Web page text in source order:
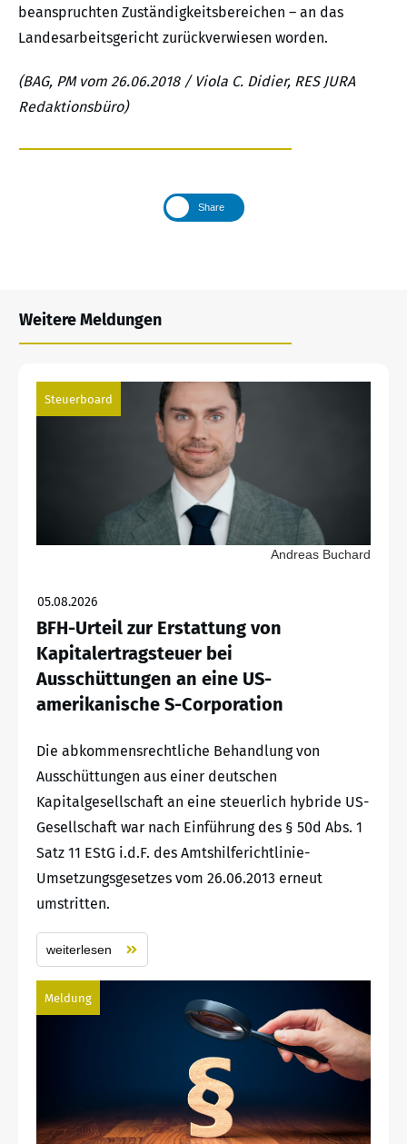
beanspruchten Zuständigkeitsbereichen – an das
Landesarbeitsgericht zurückverwiesen worden.
(BAG, PM vom 26.06.2018 / Viola C. Didier, RES JURA
Redaktionsbüro)
Share
Weitere Meldungen
Steuerboard
Andreas Buchard
05.08.2026
BFH-Urteil zur Erstattung von
Kapitalertragsteuer bei
Ausschüttungen an eine US-
amerikanische S-Corporation
Die abkommensrechtliche Behandlung von
Ausschüttungen aus einer deutschen
Kapitalgesellschaft an eine steuerlich hybride US-
Gesellschaft war nach Einführung des § 50d Abs. 1
Satz 11 EStG i.d.F. des Amtshilferichtlinie-
Umsetzungsgesetzes vom 26.06.2013 erneut
umstritten.
weiterlesen
Meldung